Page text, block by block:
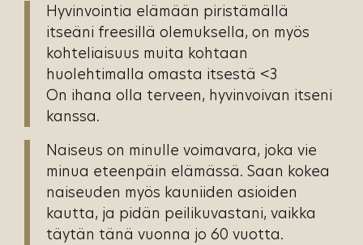
Hyvinvointia elämään piristämällä
itseäni freesillä olemuksella, on myös
kohteliaisuus muita kohtaan
huolehtimalla omasta itsestä <3
On ihana olla terveen, hyvinvoivan itseni
kanssa.
Naiseus on minulle voimavara, joka vie
minua eteenpäin elämässä. Saan kokea
naiseuden myös kauniiden asioiden
kautta, ja pidän peilikuvastani, vaikka
täytän tänä vuonna jo 60 vuotta.